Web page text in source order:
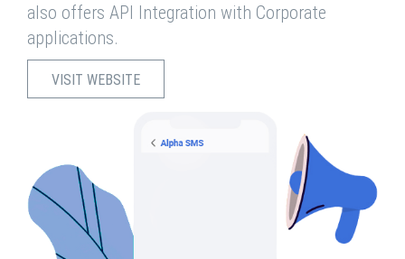
also offers API Integration with Corporate
applications.
VISIT WEBSITE